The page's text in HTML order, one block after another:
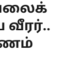
வீரர்..